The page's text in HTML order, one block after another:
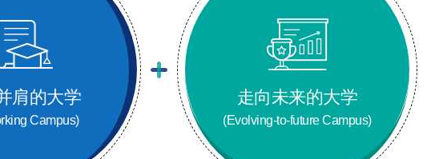
肩的大学
Campus)
走向未来的大学
(Evolving-to-future Campus)